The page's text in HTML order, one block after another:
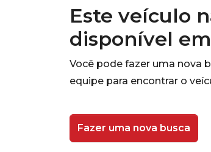
Este veículo
disponível
Você pode fazer uma nova
equipe para encontrar o
Fazer uma nova busca